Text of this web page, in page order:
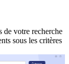
de votre recherche
sous les critères